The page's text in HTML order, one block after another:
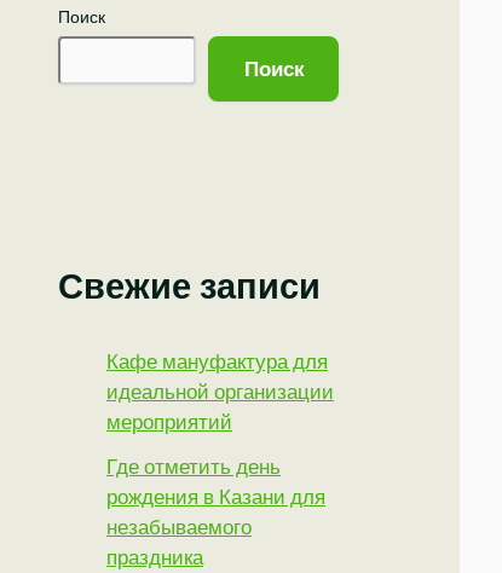
Поиск
Поиск
Свежие записи
Кафе мануфактура для
идеальной организации
мероприятий
Где отметить день
рождения в Казани для
незабываемого
праздника